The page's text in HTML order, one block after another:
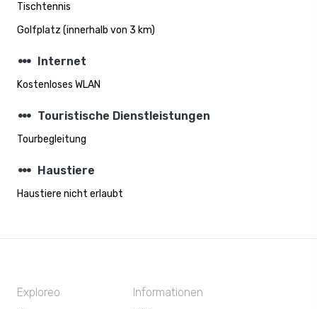
Tischtennis
Golfplatz (innerhalb von 3 km)
steppers Internet
Kostenloses WLAN
steppers Touristische Dienstleistungen
Tourbegleitung
steppers Haustiere
Haustiere nicht erlaubt
Exploreo Informationen